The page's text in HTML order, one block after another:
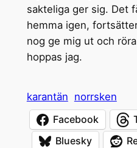
sakteliga ger sig. Det
hemma igen,
nog ge mig ut och
hoppas jag.
karantän norrsken
Facebook
Bluesky